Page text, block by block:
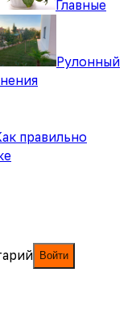
Главные
Рулонный
правильно
Войти